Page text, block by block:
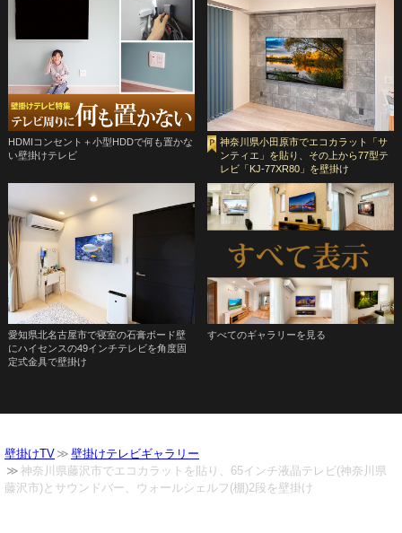
HDMIコンセント＋小型HDDで何も置かな
い壁掛けテレビ
神奈川県小田原市でエコカラット「サ
ンティエ」を貼り、その上から77型テ
レビ「KJ-77XR80」を壁掛け
愛知県北名古屋市で寝室の石膏ボード壁
にハイセンスの49インチテレビを角度固
定式金具で壁掛け
すべてのギャラリーを見る
壁掛けTV
壁掛けテレビギャラリー
神奈川県藤沢市でエコカラットを貼り、65インチ液晶テレビ(神奈川県
藤沢市)とサウンドバー、ウォールシェルフ(棚)2段を壁掛け